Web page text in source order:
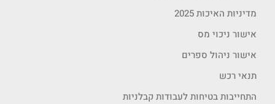
מדיניות האיכות 2025
אישור ניכוי מס
אישור ניהול ספרים
תנאי רכש
התחייבות בטיחות לעבודות קבלניות